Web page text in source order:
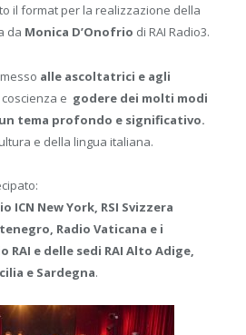
il format per la realizzazione della
da Monica D’Onofrio di RAI Radio3.
alle ascoltatrici e agli
e godere dei molti modi
tema profondo e significativo.
e della lingua italiana.
ICN New York, RSI Svizzera
Radio Vaticana e i
e delle sedi RAI Alto Adige,
e Sardegna.